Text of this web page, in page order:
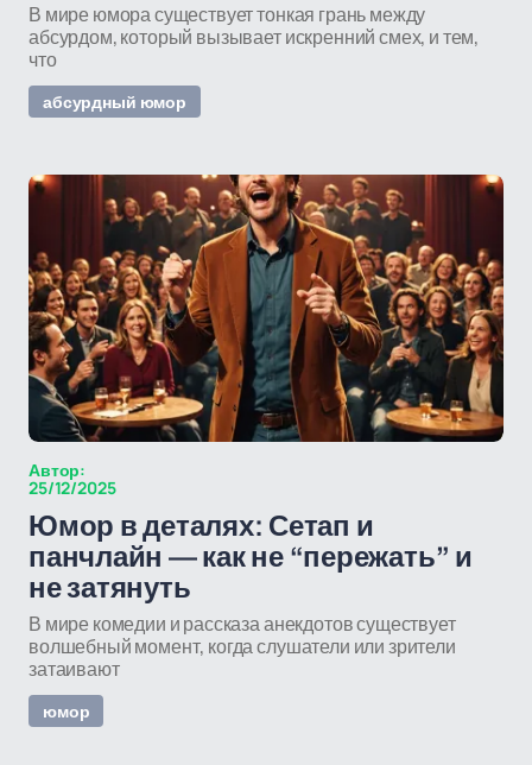
В мире юмора существует тонкая грань между
абсурдом, который вызывает искренний смех, и тем,
что
абсурдный юмор
Автор:
25/12/2025
Юмор в деталях: Сетап и
панчлайн — как не “пережать” и
не затянуть
В мире комедии и рассказа анекдотов существует
волшебный момент, когда слушатели или зрители
затаивают
юмор